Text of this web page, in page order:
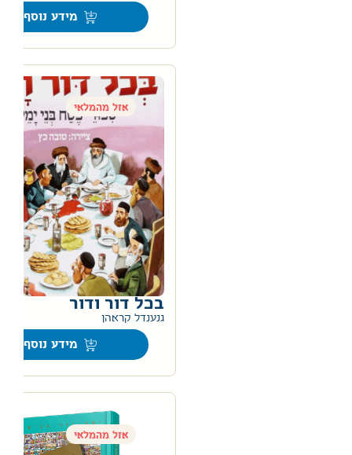
מידע נוסף
אזל מהמלאי
בכל דור ודור
גנענדל קראהן
מידע נוסף
אזל מהמלאי